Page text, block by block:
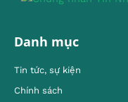
Danh mục
Tin tức, sự kiện
Chính sách